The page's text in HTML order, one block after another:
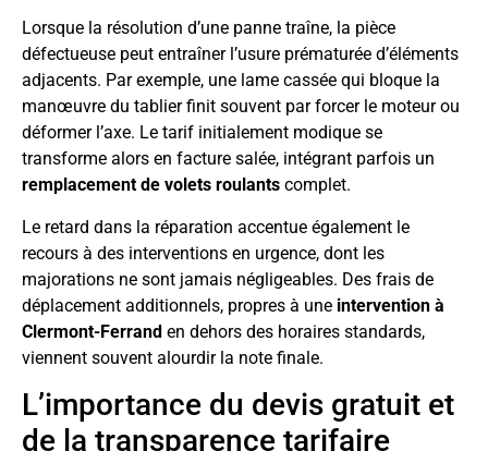
Lorsque la résolution d’une panne traîne, la pièce
défectueuse peut entraîner l’usure prématurée d’éléments
adjacents. Par exemple, une lame cassée qui bloque la
manœuvre du tablier finit souvent par forcer le moteur ou
déformer l’axe. Le tarif initialement modique se
transforme alors en facture salée, intégrant parfois un
remplacement de volets roulants complet.
Le retard dans la réparation accentue également le
recours à des interventions en urgence, dont les
majorations ne sont jamais négligeables. Des frais de
déplacement additionnels, propres à une intervention à
Clermont-Ferrand en dehors des horaires standards,
viennent souvent alourdir la note finale.
L’importance du devis gratuit et
de la transparence tarifaire